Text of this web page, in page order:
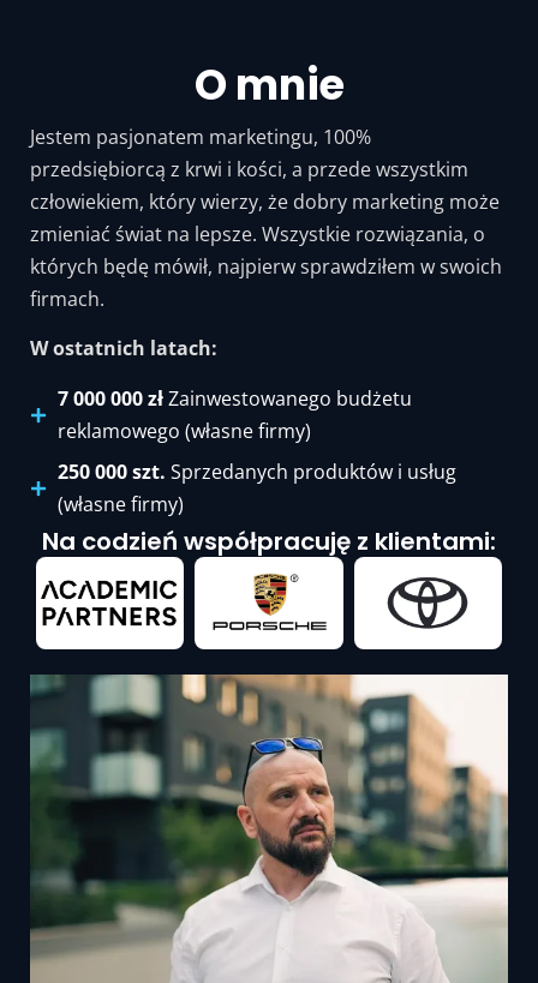
O mnie
Jestem pasjonatem marketingu, 100%
przedsiębiorcą z krwi i kości, a przede wszystkim
człowiekiem, który wierzy, że dobry marketing może
zmieniać świat na lepsze. Wszystkie rozwiązania, o
których będę mówił, najpierw sprawdziłem w swoich
firmach.
W ostatnich latach:
7 000 000 złZainwestowanego budżetu
reklamowego (własne firmy)
250 000 szt. Sprzedanych produktów i usług
(własne firmy)
Na codzień współpracuję z klientami: